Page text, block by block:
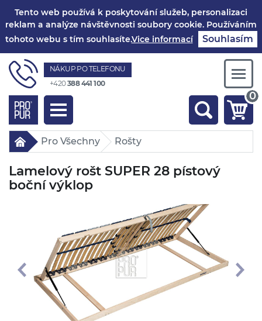
Tento web používá k poskytování služeb, personalizaci
reklam a analýze návštěvnosti soubory cookie. Používáním
tohoto webu s tím souhlasíte.Vice informací Souhlasím
NÁKUP PO TELEFONU
+420388 441 100
Toggle
navigation
0
Pro Všechny Rošty
Lamelový rošt SUPER 28 pístový
boční výklop